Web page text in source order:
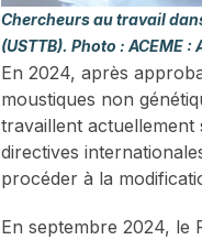
Chercheurs au travail
(USTTB). Photo : ACEME :
En 2024, après
moustiques non
travaillent
directives
procéder à la
En septembre 2024, le